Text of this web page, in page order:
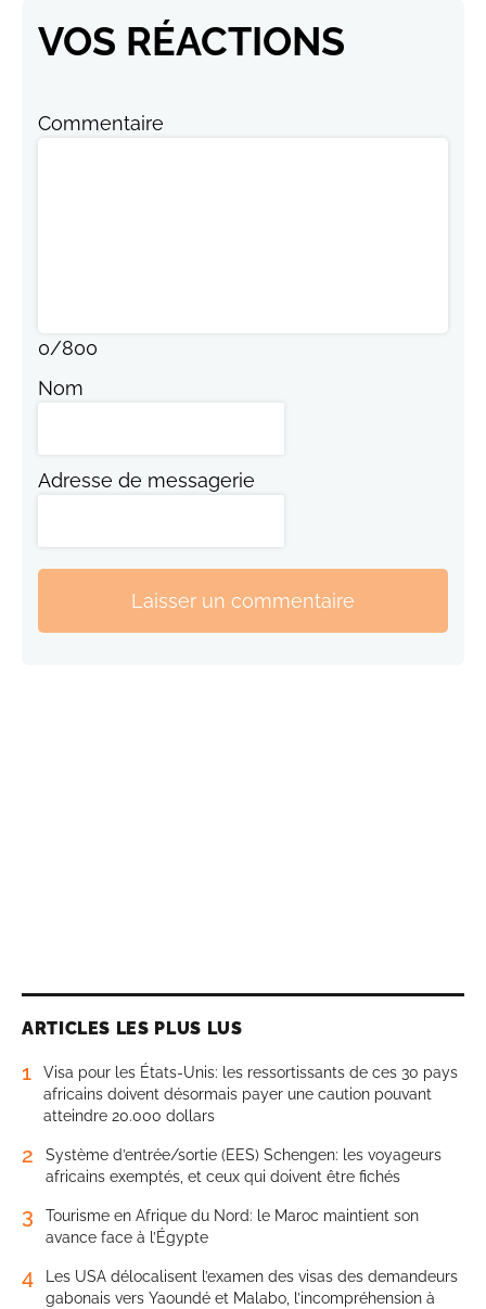
VOS RÉACTIONS
Commentaire
0/800
Nom
Adresse de messagerie
Laisser un commentaire
ARTICLES LES PLUS LUS
1
Visa pour les États-Unis: les ressortissants de ces 30 pays
africains doivent désormais payer une caution pouvant
atteindre 20.000 dollars
2
Système d’entrée/sortie (EES) Schengen: les voyageurs
africains exemptés, et ceux qui doivent être fichés
3
Tourisme en Afrique du Nord: le Maroc maintient son
avance face à l’Égypte
4
Les USA délocalisent l’examen des visas des demandeurs
gabonais vers Yaoundé et Malabo, l’incompréhension à